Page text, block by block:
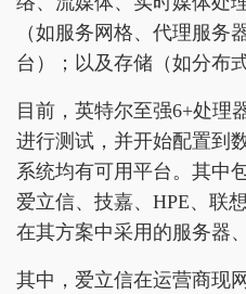
（如服务网格、代理服务
台）；以及存储（如分布
目前，英特尔至强6+处理
进行测试，并开始配置到
系统均有可用平台。其中
爱立信、技嘉、HPE、联
在其方案中采用的服务器
其中，爱立信在运营商现